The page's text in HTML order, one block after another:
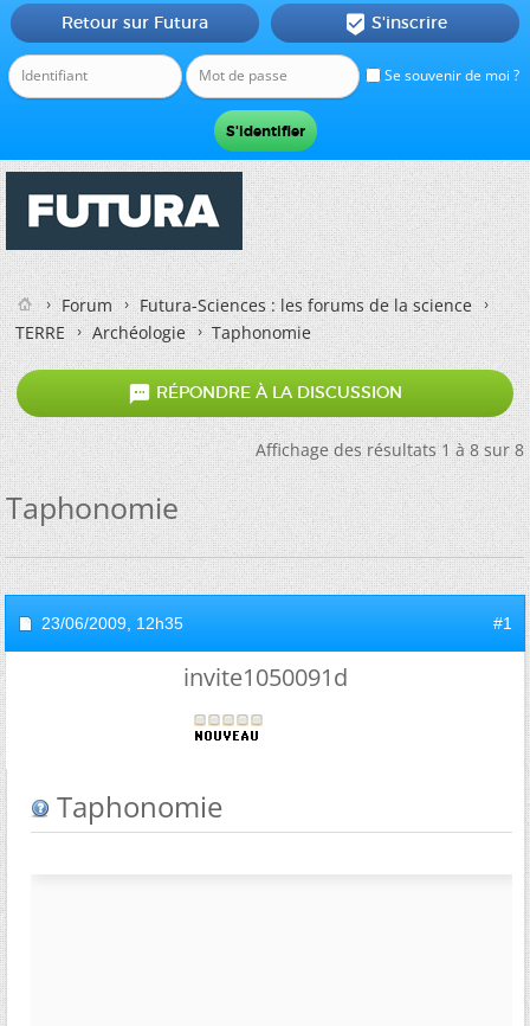
Se souvenir de moi ?
Retour sur Futura  S'inscrire
Forum
Futura-Sciences : les forums de la science
TERRE
Archéologie Taphonomie
 RÉPONDRE À LA DISCUSSION
Affichage des résultats 1 à 8 sur 8
Taphonomie
23/06/2009, 12h35 #1
invite1050091d
Taphonomie